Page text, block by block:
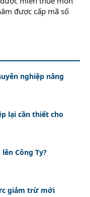
được cấp mã số
nghiệp nâng
lại cần thiết cho
Công Ty?
giảm trừ mới